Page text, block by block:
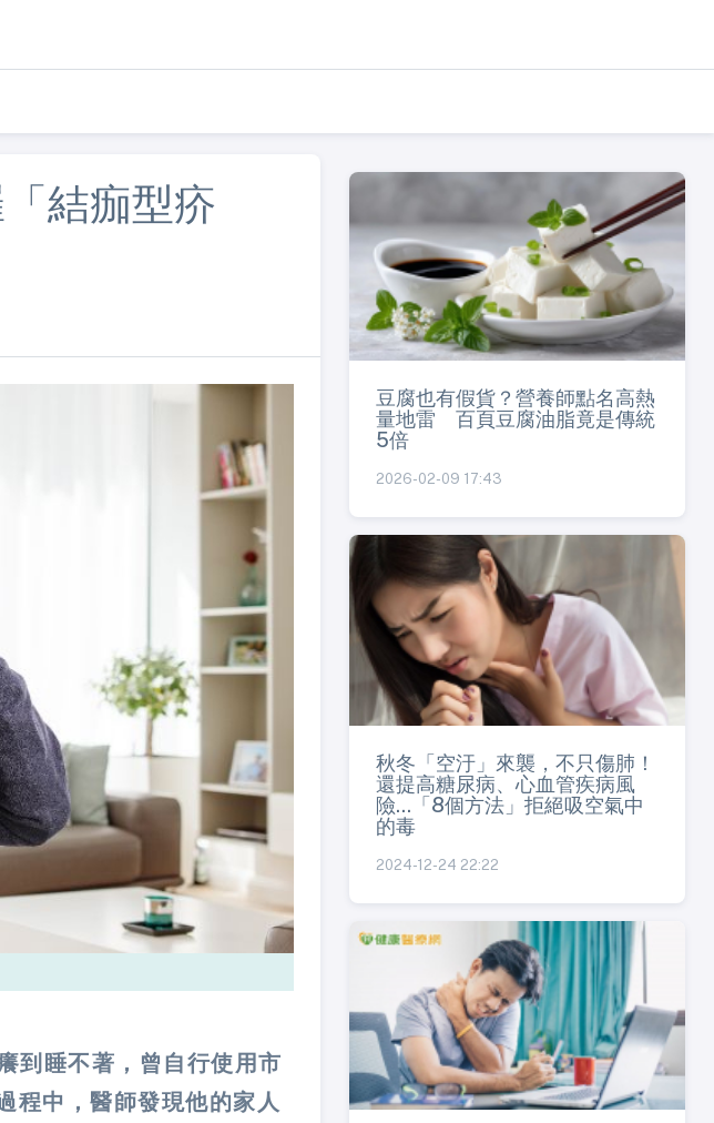
結痂型疥
到睡不著，曾自行使用市
程中，醫師發現他的家人
豆腐也有假貨？營養師點名高熱
量地雷 百頁豆腐油脂竟是傳統
5倍
2026-02-09 17:43
秋冬「空汙」來襲，不只傷肺！
還提高糖尿病、心血管疾病風
險...「8個方法」拒絕吸空氣中
的毒
2024-12-24 22:22